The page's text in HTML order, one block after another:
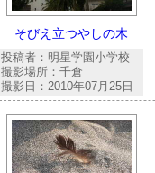
そびえ立つやしの木
投稿者：明星学園小学校
撮影場所：千倉
撮影日：2010年07月25日